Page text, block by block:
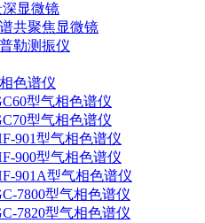
显微镜
共聚焦显微镜
勒测振仪
色谱仪
型气相色谱仪
型气相色谱仪
901型气相色谱仪
900型气相色谱仪
901A型气相色谱仪
7800型气相色谱仪
7820型气相色谱仪